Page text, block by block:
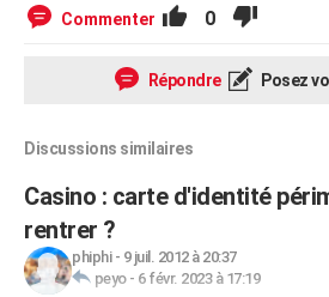
Bricolage
Lifestyle
Culture
Sport
Auto
Television
Voyage
Cinema Commenter 0
Répondre Posez
Discussions similaires
Casino : carte d'identité
rentrer ?
phiphi- 9 juil. 2012 à 20:37
peyo- 6 févr. 2023 à 17:19